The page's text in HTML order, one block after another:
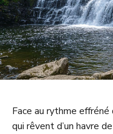
Face au rythme
qui rêvent d’un havre